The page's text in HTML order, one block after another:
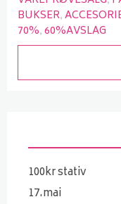
BUKSER
70% 60%AVSLAG
100kr stativ
17.mai